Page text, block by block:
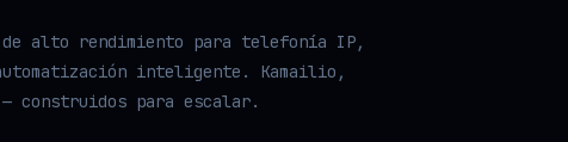
de alto rendimiento para telefonía IP,
inteligente. Kamailio,
— construidos para escalar.